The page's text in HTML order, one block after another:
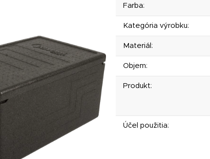
Farba:
Kategória výrobku:
Materiál :
Objem:
Produkt:
Účel použitia: